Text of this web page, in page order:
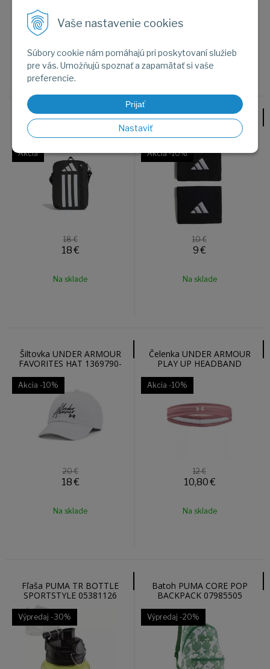
Vaše nastavenie cookies
Súbory cookie nám pomáhajú pri poskytovaní služieb
pre vás. Umožňujú spoznať a zapamätať si vaše
preferencie.
Prijať
Nastaviť
9 €
Na sklade Na sklade
Taštička ADIDAS TR
ORGANIZER HT4752
Akcia
18 €
18€
Na sklade
Potítko ADIDAS TENNIS WB
Akcia-10%
10 €
9 €
Na sklade
Šiltovka UNDER ARMOUR
FAVORITES HAT 1369790-
Akcia -10%
20 €
18€
Na sklade
Čelenka UNDER ARMOUR
PLAY UP HEADBAND
Akcia -10%
12 €
10,80€
Na sklade
Fľaša PUMA TR BOTTLE
SPORTSTYLE 05381126
Výpredaj -30%
Batoh PUMA CORE POP
BACKPACK 07985505
Výpredaj -20%